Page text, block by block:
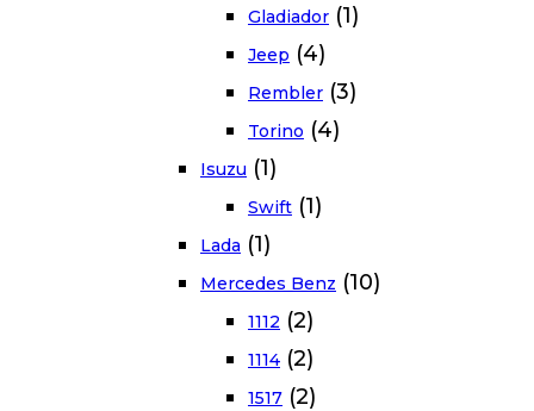
Gladiador (1)
Jeep (4)
Rembler (3)
Torino (4)
Isuzu (1)
Swift (1)
Lada (1)
Mercedes Benz (10)
1112 (2)
1114 (2)
1517 (2)